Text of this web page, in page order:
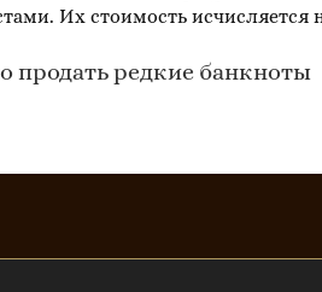
Их стоимость
продать редкие банкноты